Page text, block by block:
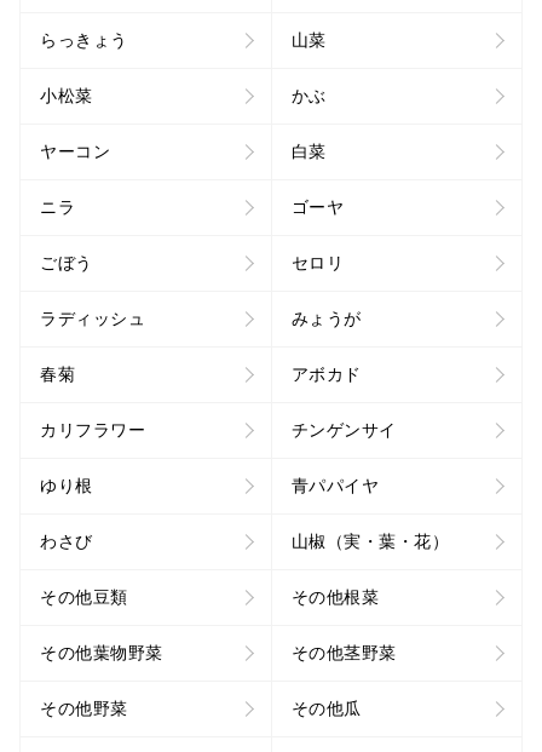
らっきょう 山菜
小松菜 かぶ
ヤーコン 白菜
ニラ ゴーヤ
ごぼう セロリ
ラディッシュ みょうが
春菊 アボカド
カリフラワー チンゲンサイ
ゆり根 青パパイヤ
わさび 山椒（実・葉・花）
その他豆類 その他根菜
その他葉物野菜 その他茎野菜
その他野菜 その他瓜